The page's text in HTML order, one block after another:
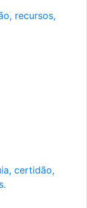
recursos,
certidão,